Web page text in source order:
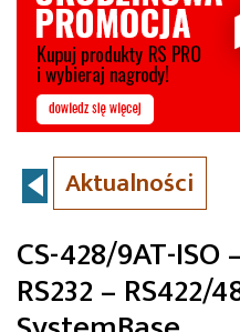
Aktualności
CS-428/9AT-
RS232 – RS422/